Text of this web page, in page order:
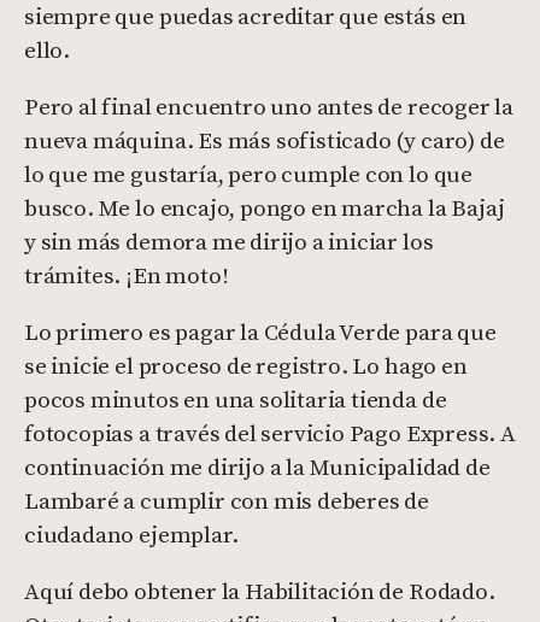
siempre que puedas acreditar que estás en
ello.
Pero al final encuentro uno antes de recoger la
nueva máquina. Es más sofisticado (y caro) de
lo que me gustaría, pero cumple con lo que
busco. Me lo encajo, pongo en marcha la Bajaj
y sin más demora me dirijo a iniciar los
trámites. ¡En moto!
Lo primero es pagar la Cédula Verde para que
se inicie el proceso de registro. Lo hago en
pocos minutos en una solitaria tienda de
fotocopias a través del servicio Pago Express. A
continuación me dirijo a la Municipalidad de
Lambaré a cumplir con mis deberes de
ciudadano ejemplar.
Aquí debo obtener la Habilitación de Rodado.